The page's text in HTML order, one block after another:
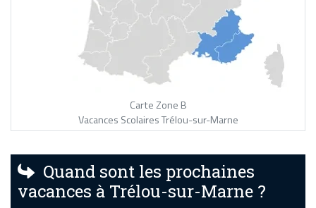
Carte Zone B
Vacances Scolaires Trélou-sur-Marne
Quand sont les prochaines
vacances à Trélou-sur-Marne ?